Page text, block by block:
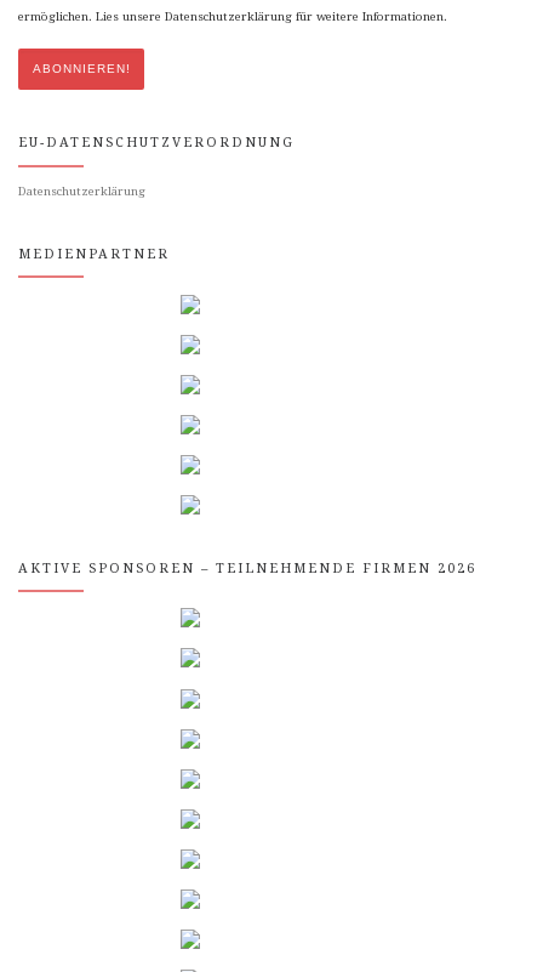
ermöglichen. Lies unsere Datenschutzerklärung für weitere Informationen.
EU-DATENSCHUTZVERORDNUNG
Datenschutzerklärung
MEDIENPARTNER
AKTIVE SPONSOREN – TEILNEHMENDE FIRMEN 2026